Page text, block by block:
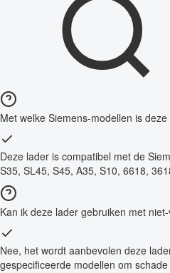
Met welke Siemens-modellen is
Deze lader is compatibel met de
S35, SL45, S45, A35, S10, 6618,
Kan ik deze lader gebruiken met
Nee, het wordt aanbevolen deze
gespecificeerde modellen om